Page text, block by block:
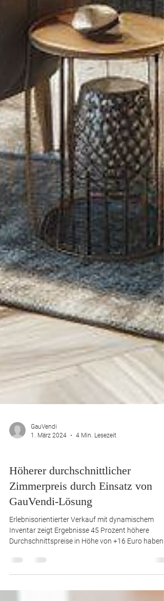
Pressemitteilung
Höherer durchschnittlicher
Zimmerpreis durch Einsatz von
GauVendi-Lösung
Erlebnisorientierter Verkauf mit dynamischem
Inventar zeigt Ergebnisse 45 Prozent höhere
Durchschnittspreise in Höhe von +16 Euro haben...